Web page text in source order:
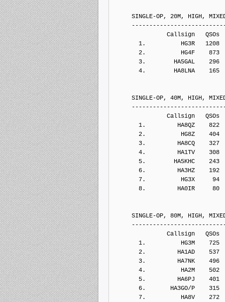
SINGLE-OP, 20M, HIGH,
Callsign   QSOs  Points
1.          HG3R   1208
2.          HG4F    873
3.        HA5GAL    296
4.        HA8LNA    165
SINGLE-OP, 40M, HIGH,
Callsign   QSOs  Points
1.         HA8QZ    822
2.          HG8Z    404
3.         HA8CQ    327
4.         HA1TV    308
5.        HA5KHC    243
6.         HA3HZ    192
7.          HG3X     94
8.         HA0IR     80
SINGLE-OP, 80M, HIGH,
Callsign   QSOs  Points
1.          HG3M    725
2.         HA1AD    537
3.         HA7NK    496
4.          HA2M    502
5.         HA6PJ    401
6.       HA3GO/P    315
7.          HA8V    272